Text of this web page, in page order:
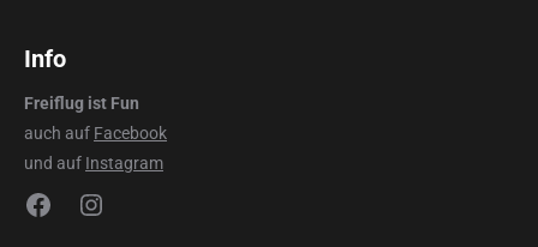
Info
Freiflug ist Fun
auch auf Facebook
und auf Instagram
FacebookInstagram